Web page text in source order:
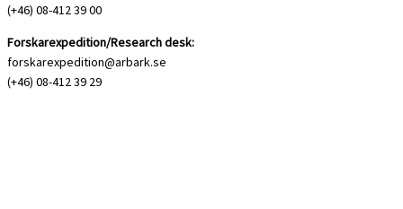
(+46) 08-412 39 00
Forskarexpedition/Research desk:
forskarexpedition@arbark.se
(+46) 08-412 39 29